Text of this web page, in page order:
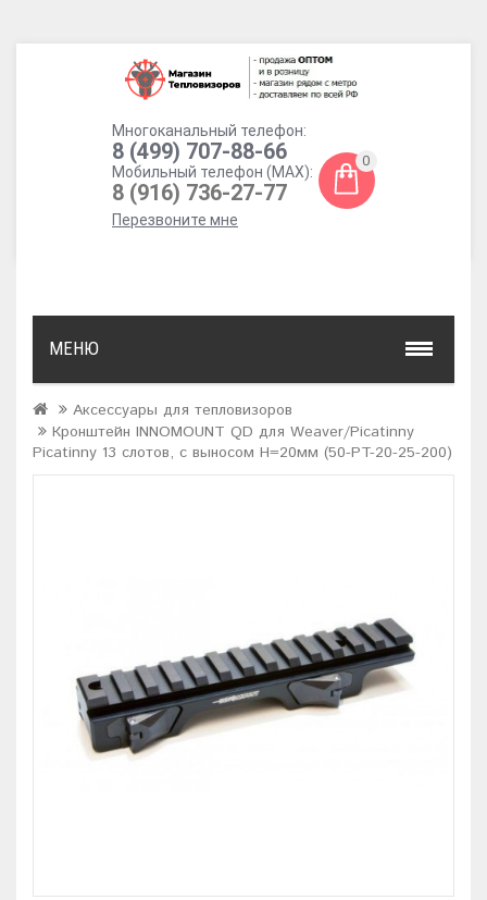
Многоканальный телефон:
8 (499) 707-88-66
Мобильный телефон (MAX):
8 (916) 736-27-77
Перезвоните мне
0
МЕНЮ
Аксессуары для тепловизоров
Кронштейн INNOMOUNT QD для Weaver/Picatinny
Picatinny 13 слотов, с выносом H=20мм (50-PT-20-25-200)